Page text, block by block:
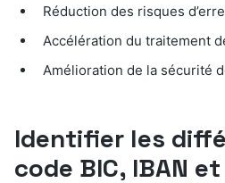
Réduction des risques
Accélération du traitement
Amélioration de la sécurité
Identifier les
code BIC, IBAN